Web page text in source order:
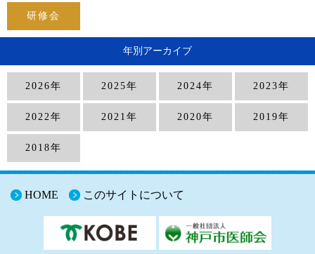
研修会
年別アーカイブ
2026年 2025年 2024年 2023年
2022年 2021年 2020年 2019年
2018年
HOME このサイトについて